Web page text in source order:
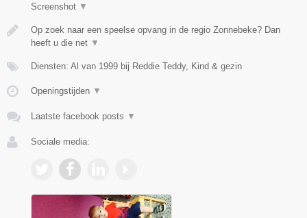
Screenshot ▼
Op zoek naar een speelse opvang in de regio Zonnebeke? Dan
heeft u die net ▼
Diensten: Al van 1999 bij Reddie Teddy, Kind & gezin
Openingstijden ▼
Laatste facebook posts ▼
Sociale media: